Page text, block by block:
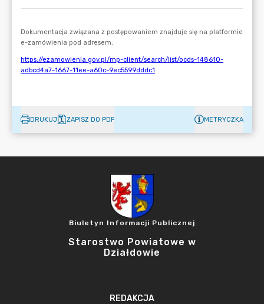
DRUKUJ ZAPISZ DO PDF METRYCZKA
Biuletyn Informacji Publicznej
Starostwo Powiatowe w
Działdowie
REDAKCJA